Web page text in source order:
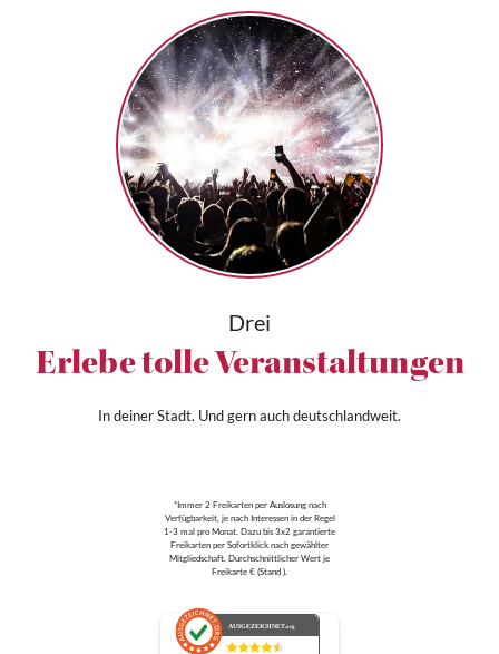
Drei
Erlebe tolle Veranstaltungen
In deiner Stadt. Und gern auch deutschlandweit.
*Immer 2 Freikarten per Auslosung nach
Verfügbarkeit, je nach Interessen in der Regel
1-3 mal pro Monat. Dazu bis 3x2 garantierte
Freikarten per Sofortklick nach gewählter
Mitgliedschaft. Durchschnittlicher Wert je
Freikarte € (Stand ).
AUSGEZEICHNET.org